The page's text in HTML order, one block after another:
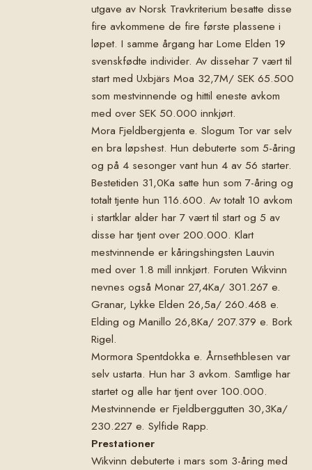
utgave av Norsk Travkriterium besatte disse
fire avkommene de fire første plassene i
løpet. I samme årgang har Lome Elden 19
svenskfødte individer. Av dissehar 7 vært til
start med Uxbjärs Moa 32,7M/ SEK 65.500
som mestvinnende og hittil eneste avkom
med over SEK 50.000 innkjørt.
Mora Fjeldbergjenta e. Slogum Tor var selv
en bra løpshest. Hun debuterte som 5-åring
og på 4 sesonger vant hun 4 av 56 starter.
Bestetiden 31,0Ka satte hun som 7-åring og
totalt tjente hun 116.600. Av totalt 10 avkom
i startklar alder har 7 vært til start og 5 av
disse har tjent over 200.000. Klart
mestvinnende er kåringshingsten Lauvin
med over 1.8 mill innkjørt. Foruten Wikvinn
nevnes også Monar 27,4Ka/ 301.267 e.
Granar, Lykke Elden 26,5a/ 260.468 e.
Elding og Manillo 26,8Ka/ 207.379 e. Bork
Rigel.
Mormora Spentdokka e. Årnsethblesen var
selv ustarta. Hun har 3 avkom. Samtlige har
startet og alle har tjent over 100.000.
Mestvinnende er Fjeldberggutten 30,3Ka/
230.227 e. Sylfide Rapp.
Prestationer
Wikvinn debuterte i mars som 3-åring med